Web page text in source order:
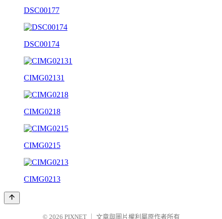
DSC00177
DSC00174
CIMG02131
CIMG0218
CIMG0215
CIMG0213
© 2026 PIXNET 文章與圖片權利屬原作者所有